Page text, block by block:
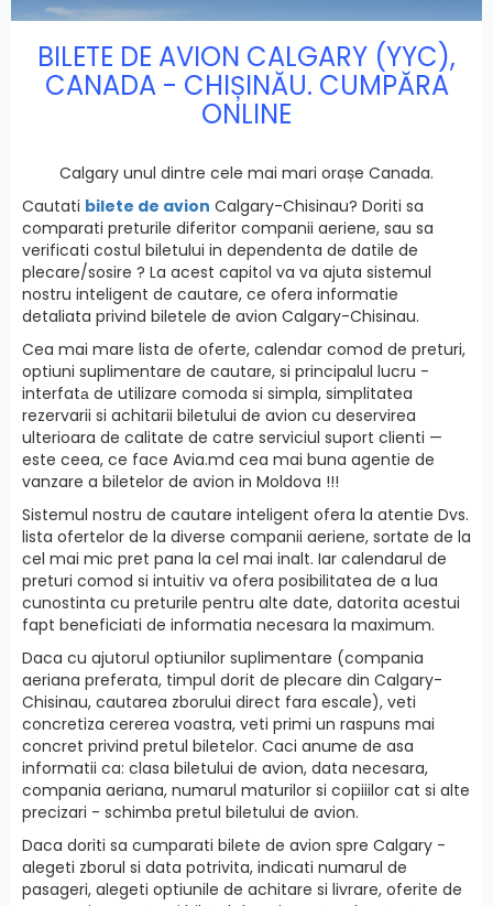
BILETE DE AVION CALGARY (YYC),
CANADA - CHIȘINĂU. CUMPĂRA
ONLINE
Calgary unul dintre cele mai mari orașe Canada.
Cautati bilete de avion Calgary-Chisinau? Doriti sa
comparati preturile diferitor companii aeriene, sau sa
verificati costul biletului in dependenta de datile de
plecare/sosire ? La acest capitol va va ajuta sistemul
nostru inteligent de cautare, ce ofera informatie
detaliata privind biletele de avion Calgary-Chisinau.
Cea mai mare lista de oferte, calendar comod de preturi,
optiuni suplimentare de cautare, si principalul lucru -
interfatа de utilizare comoda si simpla, simplitatea
rezervarii si achitarii biletului de avion cu deservirea
ulterioara de calitate de catre serviciul suport clienti —
este ceea, ce face Avia.md cea mai buna agentie de
vanzare a biletelor de avion in Moldova !!!
Sistemul nostru de cautare inteligent ofera la atentie Dvs.
lista ofertelor de la diverse companii aeriene, sortate de la
cel mai mic pret pana la cel mai inalt. Iar calendarul de
preturi comod si intuitiv va ofera posibilitatea de a lua
cunostinta cu preturile pentru alte date, datorita acestui
fapt beneficiati de informatia necesara la maximum.
Daca cu ajutorul optiunilor suplimentare (compania
aeriana preferata, timpul dorit de plecare din Calgary-
Chisinau, cautarea zborului direct fara escale), veti
concretiza cererea voastra, veti primi un raspuns mai
concret privind pretul biletelor. Caci anume de asa
informatii ca: clasa biletului de avion, data necesara,
compania aeriana, numarul maturilor si copiiilor cat si alte
precizari - schimba pretul biletului de avion.
Daca doriti sa cumparati bilete de avion spre Calgary -
alegeti zborul si data potrivita, indicati numarul de
pasageri, alegeti optiunile de achitare si livrare, oferite de